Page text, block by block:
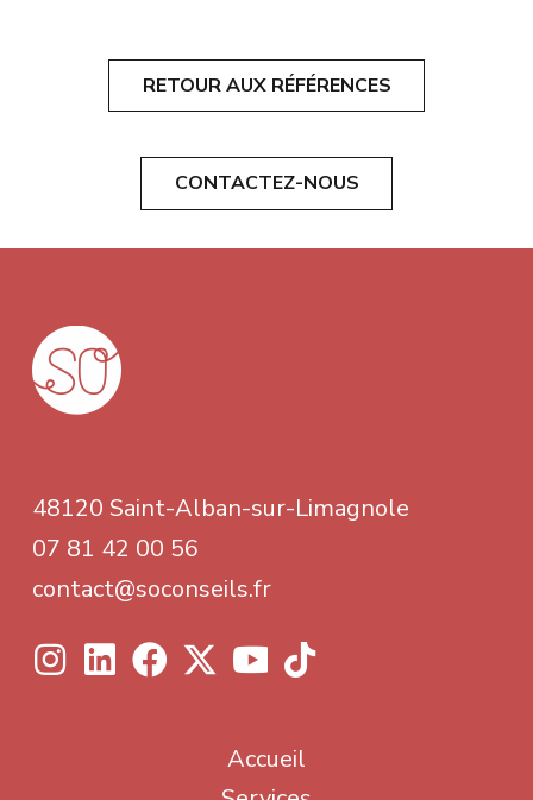
RETOUR AUX RÉFÉRENCES
CONTACTEZ-NOUS
48120 Saint-Alban-sur-Limagnole
07 81 42 00 56
contact@soconseils.fr
Accueil